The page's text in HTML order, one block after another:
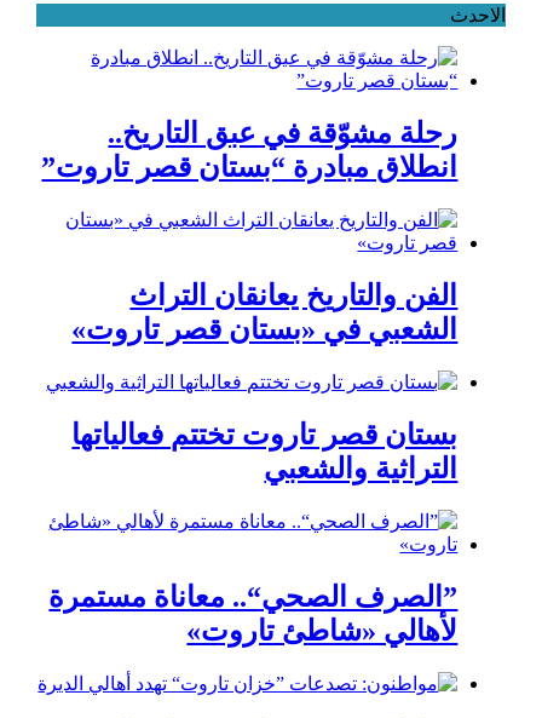
الاحدث
رحلة مشوّقة في عبق التاريخ..
انطلاق مبادرة “بستان قصر تاروت”
الفن والتاريخ يعانقان التراث
الشعبي في «بستان قصر تاروت»
بستان قصر تاروت تختتم فعالياتها
التراثية والشعبي
”الصرف الصحي“.. معاناة مستمرة
لأهالي «شاطئ تاروت»